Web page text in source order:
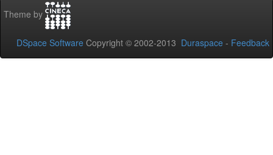
Theme by
DSpace Software Copyright © 2002-2013 Duraspace - Feedback